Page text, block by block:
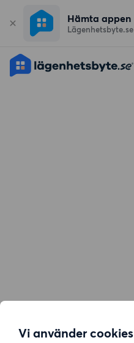
Vi använder cookies
Hämta appen
Lägenhetsbyte.se